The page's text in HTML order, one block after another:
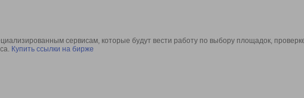
сервисам, которые будут вести работу по выбору площадок,
Купить ссылки на бирже